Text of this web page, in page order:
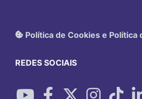
Política de Cookies e Política
REDES SOCIAIS